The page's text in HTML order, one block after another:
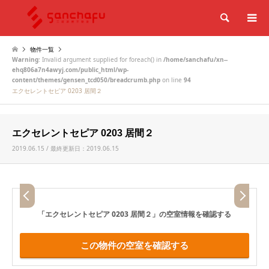
検索
物件一覧
Warning: Invalid argument supplied for foreach() in /home/sanchafu/xn--
ehq806a7n4awyj.com/public_html/wp-
content/themes/gensen_tcd050/breadcrumb.php on line 94
エクセレントセピア 0203 居間２
エクセレントセピア 0203 居間２
2019.06.15 / 最終更新日：2019.06.15
「エクセレントセピア 0203 居間２」 の空室情報を確認する
この物件の空室を確認する